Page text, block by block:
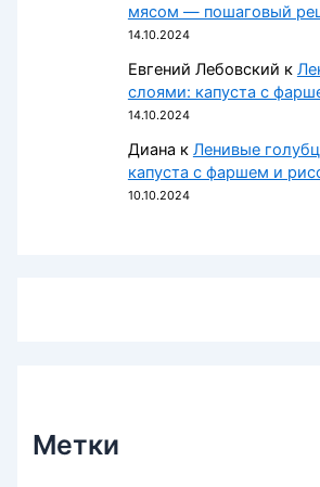
мясом — пошаговый
14.10.2024
Евгений Лебовский к
слоями: капуста с
14.10.2024
Диана к Ленивые
капуста с фаршем и
10.10.2024
Метки